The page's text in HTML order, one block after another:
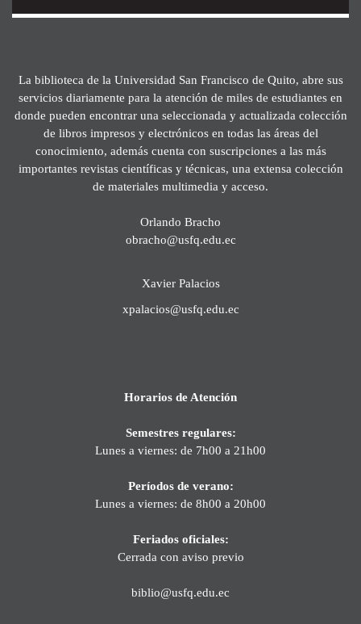
La biblioteca de la Universidad San Francisco de Quito, abre sus
servicios diariamente para la atención de miles de estudiantes en
donde pueden encontrar una seleccionada y actualizada colección
de libros impresos y electrónicos en todas las áreas del
conocimiento, además cuenta con suscripciones a las más
importantes revistas científicas y técnicas, una extensa colección
de materiales multimedia y acceso.
Orlando Bracho
obracho@usfq.edu.ec
Xavier Palacios
xpalacios@usfq.edu.ec
Horarios de Atención
Semestres regulares:
Lunes a viernes: de 7h00 a 21h00
Períodos de verano:
Lunes a viernes: de 8h00 a 20h00
Feriados oficiales:
Cerrada con aviso previo
biblio@usfq.edu.ec